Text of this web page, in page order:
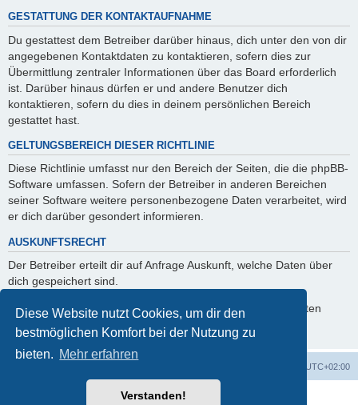
Diese Website nutzt Cookies, um dir den
bestmöglichen Komfort bei der Nutzung zu
bieten. Mehr erfahren
Verstanden!
GESTATTUNG DER KONTAKTAUFNAHME
Du gestattest dem Betreiber darüber hinaus, dich unter den von dir
angegebenen Kontaktdaten zu kontaktieren, sofern dies zur
Übermittlung zentraler Informationen über das Board erforderlich
ist. Darüber hinaus dürfen er und andere Benutzer dich
kontaktieren, sofern du dies in deinem persönlichen Bereich
gestattet hast.
GELTUNGSBEREICH DIESER RICHTLINIE
Diese Richtlinie umfasst nur den Bereich der Seiten, die die phpBB-
Software umfassen. Sofern der Betreiber in anderen Bereichen
seiner Software weitere personenbezogene Daten verarbeitet, wird
er dich darüber gesondert informieren.
AUSKUNFTSRECHT
Der Betreiber erteilt dir auf Anfrage Auskunft, welche Daten über
dich gespeichert sind.
Du kannst jederzeit die Löschung bzw. Sperrung deiner Daten
verlangen. Kontaktiere hierzu bitte den Betreiber.
UTC+02:00
Powered byphpBB® Forum Software © phpBB Limited